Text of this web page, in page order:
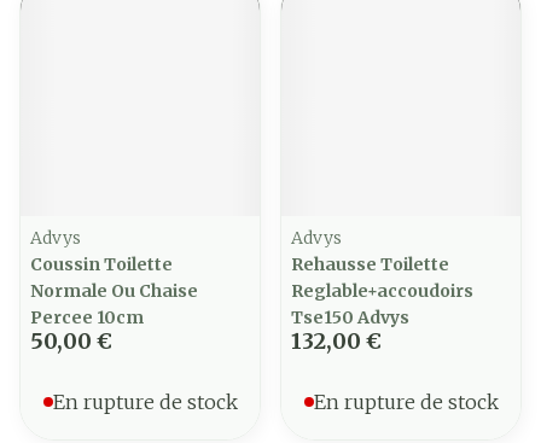
Advys
Coussin Toilette
Normale Ou Chaise
Percee 10cm
50,00 €
En rupture de stock
Advys
Rehausse Toilette
Reglable+accoudoirs
Tse150 Advys
132,00 €
En rupture de stock